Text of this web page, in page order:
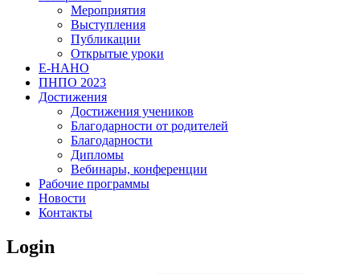
Мероприятия
Выступления
Публикации
Открытые уроки
Е-НАНО
ПНПО 2023
Достижения
Достижения учеников
Благодарности от родителей
Благодарности
Дипломы
Вебинары, конференции
Рабочие программы
Новости
Контакты
Login